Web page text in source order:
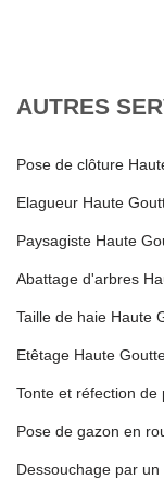
AUTRES
Pose de clôture
Elagueur Haute
Paysagiste Haute
Abattage d'arbres
Taille de haie Haute
Etêtage Haute
Tonte et réfection
Pose de gazon en
Dessouchage par